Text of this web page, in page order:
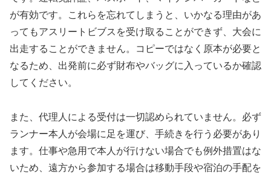
が有効です。これらを忘れてしまうと、いかなる理由があ
ってもアスリートビブスを受け取ることができず、大会に
出走することができません。コピーではなく原本が必要と
なるため、出発前に必ず財布やバッグに入っているか確認
してください。
また、代理人による受付は一切認められていません。必ず
ランナー本人が会場に足を運び、手続きを行う必要があり
ます。仕事や急用で本人が行けない場合でも例外措置はな
いため、遠方から参加する場合は移動手段や宿泊の手配を